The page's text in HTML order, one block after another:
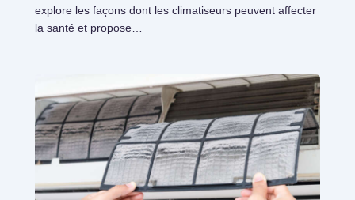
explore les façons dont les climatiseurs peuvent affecter
la santé et propose…